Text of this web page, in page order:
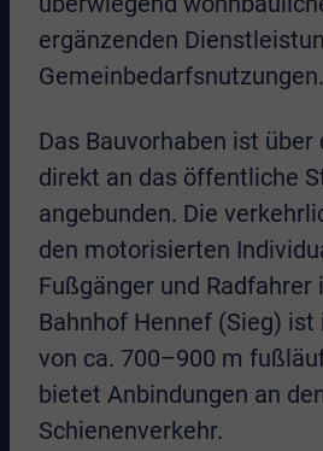
ergänzenden
Gemeinbedarfsnutzungen.
Das Bauvorhaben ist
direkt an das öffentliche
angebunden. Die
den motorisierten
Fußgänger und Radfahrer
Bahnhof Hennef (Sieg)
von ca. 700–900 m
bietet Anbindungen an
Schienenverkehr.